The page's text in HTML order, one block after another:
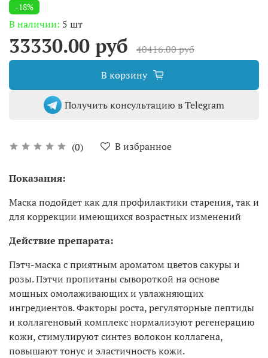
(0) В избранное
-18%
В наличии: 5 шт
33330.00 руб
40416.00 руб
В корзину
Получить консультацию в Telegram
Показания:
Маска подойдет как для профилактики старения, так и
для коррекции имеющихся возрастных изменений
Действие препарата:
Пэтч-маска с приятным ароматом цветов сакуры и
розы. Пэтчи пропитаны сывороткой на основе
мощных омолаживающих и увлажняющих
ингредиентов. Факторы роста, регуляторные пептиды
и коллагеновый комплекс нормализуют регенерацию
кожи, стимулируют синтез волокон коллагена,
повышают тонус и эластичность кожи.